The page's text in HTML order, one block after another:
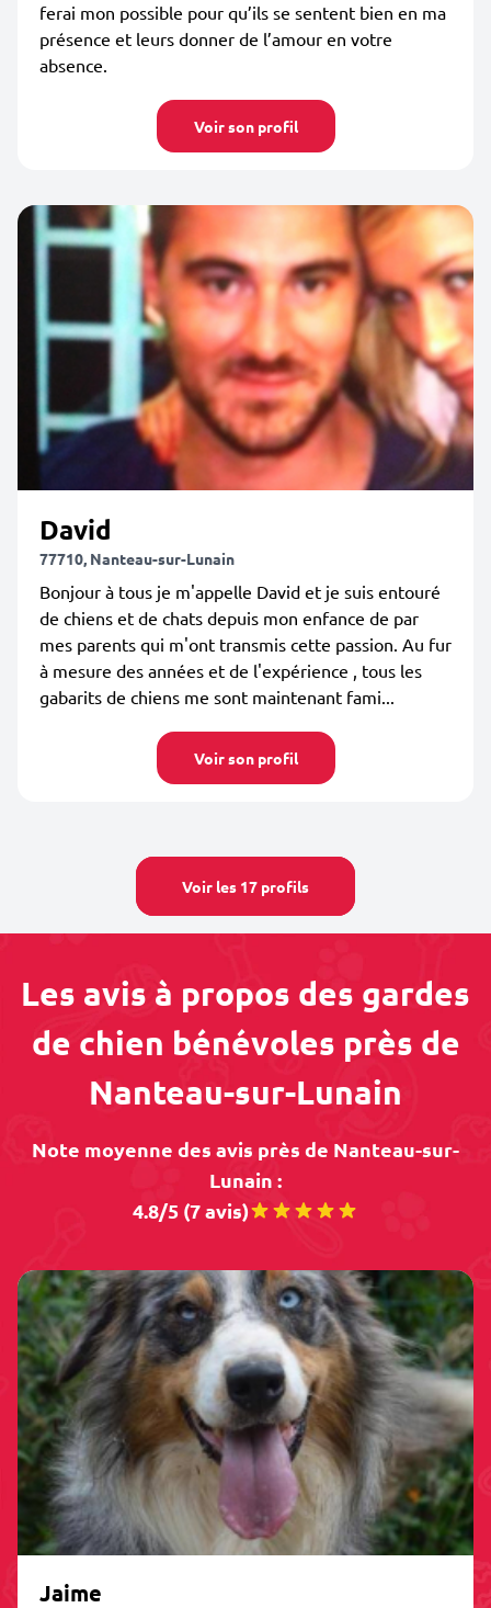
ferai mon possible pour qu’ils se sentent bien en ma
présence et leurs donner de l’amour en votre
absence.
Voir son profil
David
77710, Nanteau-sur-Lunain
Bonjour à tous je m'appelle David et je suis entouré
de chiens et de chats depuis mon enfance de par
mes parents qui m'ont transmis cette passion. Au fur
à mesure des années et de l'expérience , tous les
gabarits de chiens me sont maintenant fami...
Voir son profil
Voir les 17 profils
Les avis à propos des gardes
de chien bénévoles près de
Nanteau-sur-Lunain
Note moyenne des avis près de Nanteau-sur-
Lunain :
4.8/5 (7 avis)
Jaime